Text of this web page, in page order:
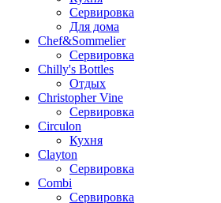
Сервировка
Для дома
Chef&Sommelier
Сервировка
Chilly's Bottles
Отдых
Christopher Vine
Сервировка
Circulon
Кухня
Clayton
Сервировка
Combi
Сервировка